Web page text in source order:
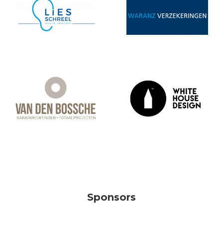
Sponsors